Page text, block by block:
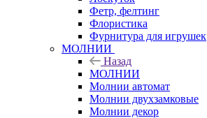
Фетр, фелтинг
Флористика
Фурнитура для игрушек
МОЛНИИ
Назад
МОЛНИИ
Молнии автомат
Молнии двухзамковые
Молнии декор